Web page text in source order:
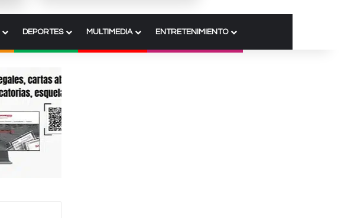
DEPORTES MULTIMEDIA ENTRETENIMIENTO